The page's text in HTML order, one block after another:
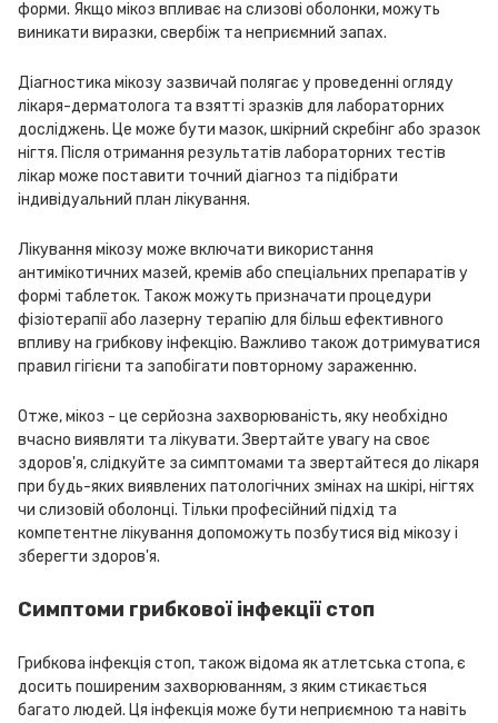
форми. Якщо мікоз впливає на слизові оболонки, можуть
виникати виразки, свербіж та неприємний запах.
Діагностика мікозу зазвичай полягає у проведенні огляду
лікаря-дерматолога та взятті зразків для лабораторних
досліджень. Це може бути мазок, шкірний скребінг або зразок
нігтя. Після отримання результатів лабораторних тестів
лікар може поставити точний діагноз та підібрати
індивідуальний план лікування.
Лікування мікозу може включати використання
антимікотичних мазей, кремів або спеціальних препаратів у
формі таблеток. Також можуть призначати процедури
фізіотерапії або лазерну терапію для більш ефективного
впливу на грибкову інфекцію. Важливо також дотримуватися
правил гігієни та запобігати повторному зараженню.
Отже, мікоз - це серйозна захворюваність, яку необхідно
вчасно виявляти та лікувати. Звертайте увагу на своє
здоров'я, слідкуйте за симптомами та звертайтеся до лікаря
при будь-яких виявлених патологічних змінах на шкірі, нігтях
чи слизовій оболонці. Тільки професійний підхід та
компетентне лікування допоможуть позбутися від мікозу і
зберегти здоров'я.
Симптоми грибкової інфекції стоп
Грибкова інфекція стоп, також відома як атлетська стопа, є
досить поширеним захворюванням, з яким стикається
багато людей. Ця інфекція може бути неприємною та навіть